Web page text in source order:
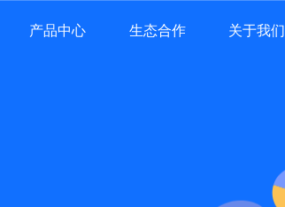
产品中心 生态合作 关于我们